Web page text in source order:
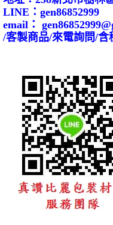
LINE：gen86852999
email：
/客製商品/來電詢問/含